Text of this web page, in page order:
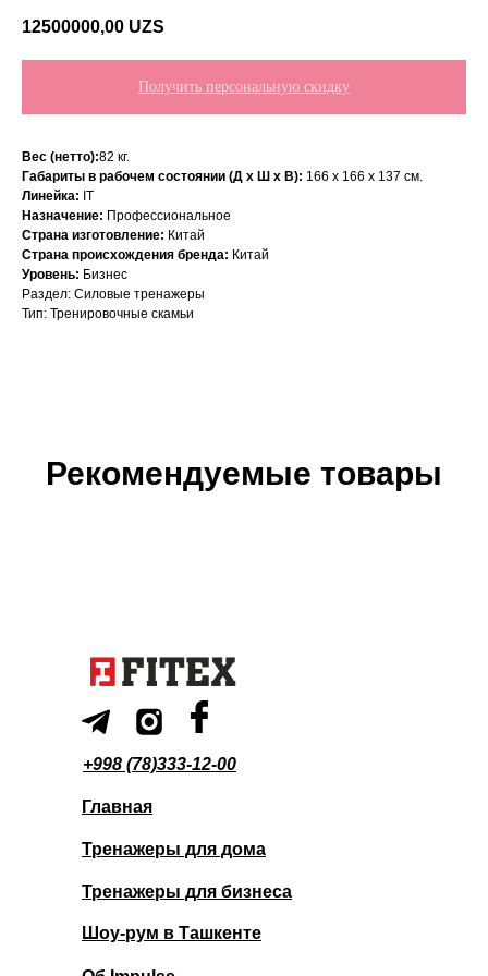
12500000,00 UZS
Получить персональную скидку
Вес (нетто):82 кг.
Габариты в рабочем состоянии (Д х Ш х В): 166 х 166 х 137 см.
Линейка: IT
Назначение: Профессиональное
Страна изготовление: Китай
Страна происхождения бренда: Китай
Уровень: Бизнес
Раздел: Силовые тренажеры
Тип: Тренировочные скамьи
Рекомендуемые товары
+998 (78)333-12-00
Главная
Тренажеры для дома
Тренажеры для бизнеса
Шоу-рум в Ташкенте